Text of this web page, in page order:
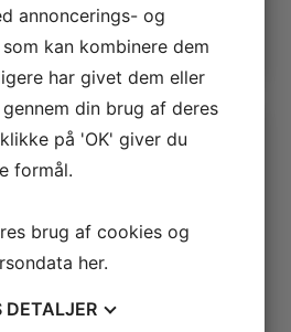
Jægerkroen (fra 1866)
annoncerings- og
kan kombinere dem
har givet dem eller
din brug af deres
på 'OK' giver du
formål.
brug af cookies og
her.
DETALJER